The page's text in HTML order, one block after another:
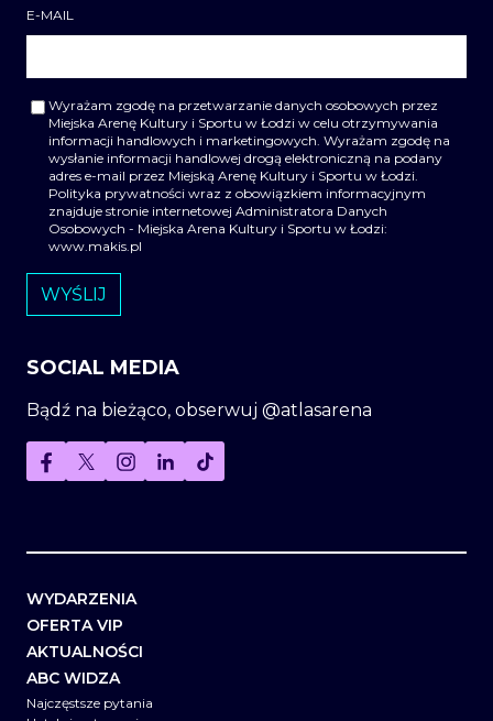
E-MAIL
Wyrażam zgodę na przetwarzanie danych osobowych przez
Miejska Arenę Kultury i Sportu w Łodzi w celu otrzymywania
informacji handlowych i marketingowych. Wyrażam zgodę na
wysłanie informacji handlowej drogą elektroniczną na podany
adres e-mail przez Miejską Arenę Kultury i Sportu w Łodzi.
Polityka prywatności wraz z obowiązkiem informacyjnym
znajduje stronie internetowej Administratora Danych
Osobowych - Miejska Arena Kultury i Sportu w Łodzi:
www.makis.pl
SOCIAL MEDIA
Bądź na bieżąco, obserwuj @atlasarena
WYDARZENIA
OFERTA VIP
AKTUALNOŚCI
ABC WIDZA
Najczęstsze pytania